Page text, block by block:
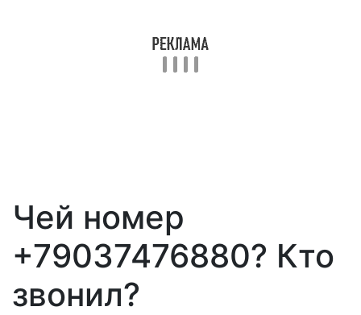
Чей номер
+79037476880? Кто
звонил?